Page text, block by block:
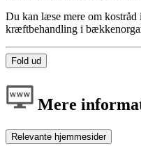
Du kan læse mere om
kræftbehandling i
Fold ud
Mere
Relevante hjemmesider